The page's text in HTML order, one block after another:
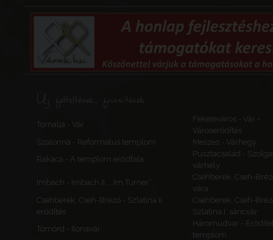
Új feltöltések, frissítések
Tornalja - Vár
Feketeváros - Vár -
Városerődítés
Szalonna - Református templom
Meszes - Várhegy
Rakaca - A templom erődfala
Pusztacsalád -
várhely
Imbach - Imbach II., „Im Turner”
Csehberek, Cseh-
vára
Csehberek, Cseh-Brézó - Szlatina II.
erődítés
Csehberek, Cseh-
Szlatina I. sáncvár
Tömörd - Ilonavár
Háromudvar -
templom